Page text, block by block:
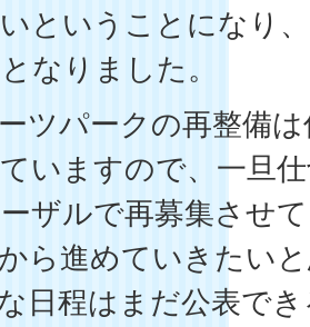
ということになり
なりました。
ツパークの再整備
いますので、一旦
ザルで再募集させ
ら進めていきたい
日程はまだ公表で